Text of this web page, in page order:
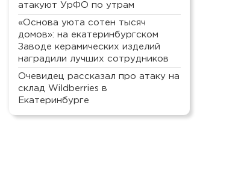
атакуют УрФО по утрам
«Основа уюта сотен тысяч
домов»: на екатеринбургском
Заводе керамических изделий
наградили лучших сотрудников
Очевидец рассказал про атаку на
склад Wildberries в
Екатеринбурге